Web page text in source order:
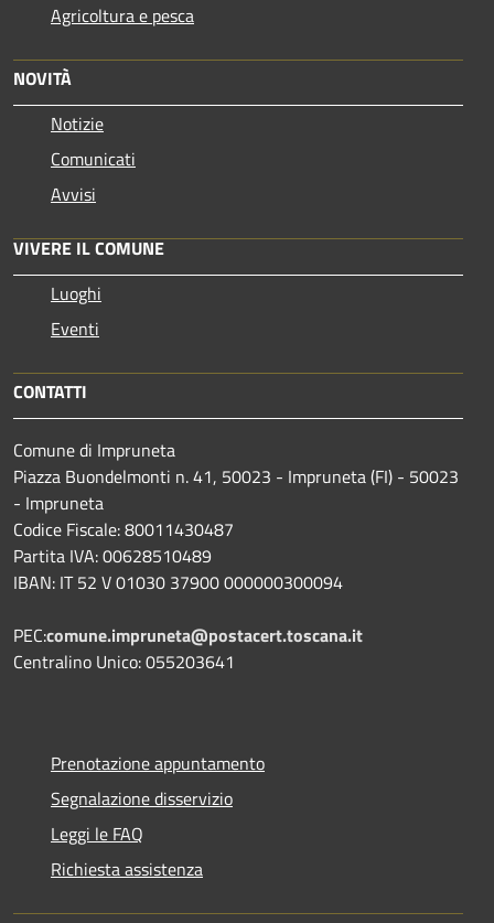
Agricoltura e pesca
NOVITÀ
Notizie
Comunicati
Avvisi
VIVERE IL COMUNE
Luoghi
Eventi
CONTATTI
Comune di Impruneta
Piazza Buondelmonti n. 41, 50023 - Impruneta (FI) - 50023
- Impruneta
Codice Fiscale: 80011430487
Partita IVA: 00628510489
IBAN: IT 52 V 01030 37900 000000300094
PEC:comune.impruneta@postacert.toscana.it
Centralino Unico: 055203641
Prenotazione appuntamento
Segnalazione disservizio
Leggi le FAQ
Richiesta assistenza